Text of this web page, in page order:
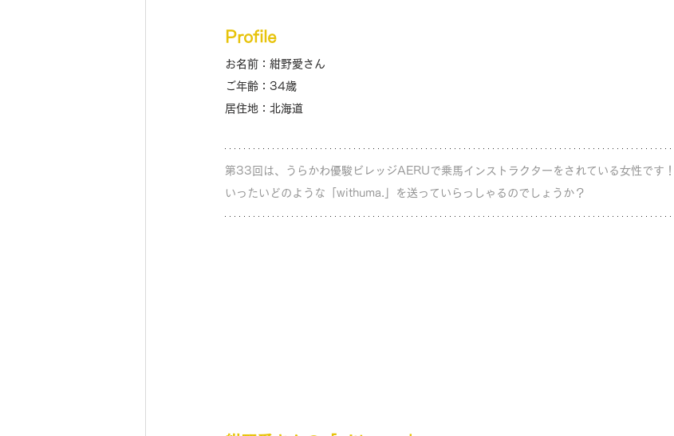
Profile
お名前：紺野愛さん
ご年齢：34歳
居住地：北海道
第33回は、うらかわ優駿ビレッジAERUで乗馬インストラクターをされている女性です！
いったいどのような「withuma.」を送っていらっしゃるのでしょうか？